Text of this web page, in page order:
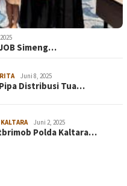
Simeng…
Juni 8, 2025
Pipa Distribusi Tua…
Juni 2, 2025
Polda Kaltara…